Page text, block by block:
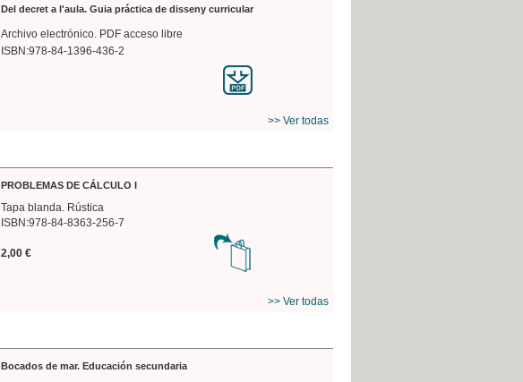
Del decret a l'aula. Guia práctica de disseny curricular
Archivo electrónico. PDF acceso libre
ISBN:978-84-1396-436-2
>> Ver todas
PROBLEMAS DE CÁLCULO I
Tapa blanda. Rústica
ISBN:978-84-8363-256-7
2,00 €
>> Ver todas
Bocados de mar. Educación secundaria